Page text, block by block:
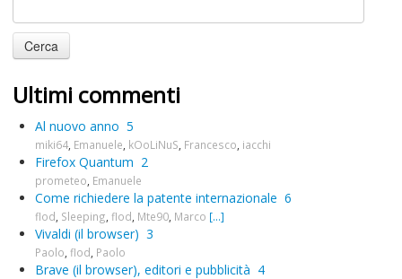
Ultimi commenti
Al nuovo anno 5
miki64 Emanuele kOoLiNuS Francesco iacchi
Firefox Quantum 2
prometeo Emanuele
Come richiedere la patente internazionale 6
flod Sleeping flod Mte90 Marco [...]
Vivaldi (il browser) 3
Paolo flod Paolo
Brave (il browser), editori e pubblicità 4